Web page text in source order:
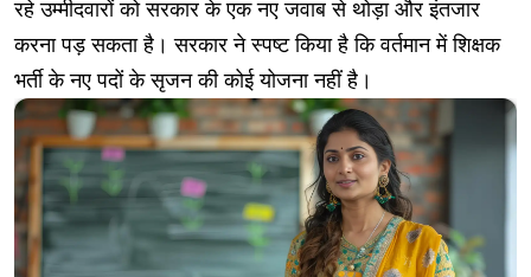
रहे उम्मीदवारों को सरकार के एक नए जवाब से थोड़ा और इंतजार
करना पड़ सकता है। सरकार ने स्पष्ट किया है कि वर्तमान में शिक्षक
भर्ती के नए पदों के सृजन की कोई योजना नहीं है।